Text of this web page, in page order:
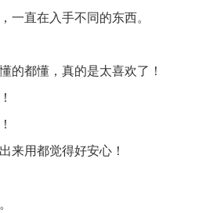
一直在入手不同的东西。
的都懂，真的是太喜欢了！
来用都觉得好安心！